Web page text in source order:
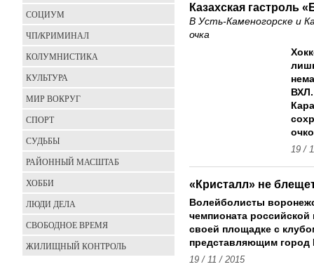
Казахская гастроль
В Усть-Каменогорске и
очка
19 /
«Кристалл» не
Волейболисты
чемпионата
своей площадке с
представляющим город
19 / 11 / 2015
СОЦИУМ
ЧП/КРИМИНАЛ
КОЛУМНИСТИКА
КУЛЬТУРА
МИР ВОКРУГ
СПОРТ
СУДЬБЫ
РАЙОННЫЙ МАСШТАБ
ХОББИ
ЛЮДИ ДЕЛА
СВОБОДНОЕ ВРЕМЯ
ЖИЛИЩНЫЙ КОНТРОЛЬ